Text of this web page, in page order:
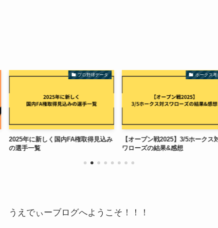
権取得見込み
【オープン戦2025】3/5ホークス対ス
【私情無し】
位予想
うえでぃーブログへようこそ！！！